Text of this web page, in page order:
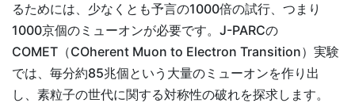
るためには、少なくとも予言の1000倍の試行、つまり
1000京個のミューオンが必要です。J-PARCの
COMET（COherent Muon to Electron Transition）実験
では、毎分約85兆個という大量のミューオンを作り出
し、素粒子の世代に関する対称性の破れを探求します。